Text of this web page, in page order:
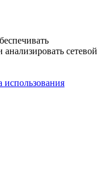
сетевой
использования